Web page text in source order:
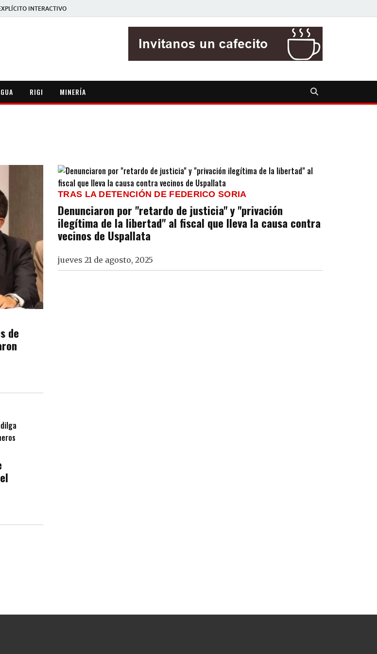
INTERACTIVO
RIGI MINERÍA
de
TRAS LA DETENCIÓN DE FEDERICO SORIA
Denunciaron por "retardo de justicia" y "privación
ilegítima de la libertad" al fiscal que lleva la causa contra
vecinos de Uspallata
jueves 21 de agosto, 2025